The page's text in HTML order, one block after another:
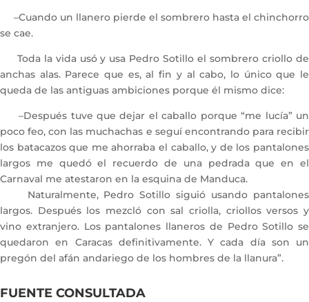
–Cuando un llanero pierde el sombrero hasta el chinchorro
se cae.
Toda la vida usó y usa Pedro Sotillo el sombrero criollo de
anchas alas. Parece que es, al fin y al cabo, lo único que le
queda de las antiguas ambiciones porque él mismo dice:
–Después tuve que dejar el caballo porque “me lucía” un
poco feo, con las muchachas e seguí encontrando para recibir
los batacazos que me ahorraba el caballo, y de los pantalones
largos me quedó el recuerdo de una pedrada que en el
Carnaval me atestaron en la esquina de Manduca.
Naturalmente, Pedro Sotillo siguió usando pantalones
largos. Después los mezcló con sal criolla, criollos versos y
vino extranjero. Los pantalones llaneros de Pedro Sotillo se
quedaron en Caracas definitivamente. Y cada día son un
pregón del afán andariego de los hombres de la llanura”.
FUENTE CONSULTADA